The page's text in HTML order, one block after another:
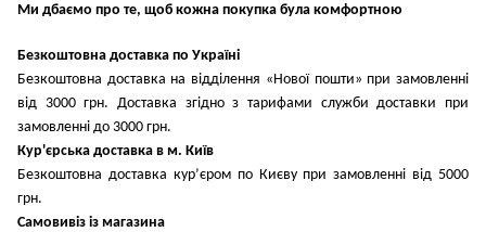
Ми дбаємо про те, щоб кожна покупка була комфортною
Безкоштовна доставка по Україні
Безкоштовна доставка на відділення «Нової пошти» при замовленні
від 3000 грн. Доставка згідно з тарифами служби доставки при
замовленні до 3000 грн.
Кур'єрська доставка в м. Київ
Безкоштовна доставка кур’єром по Києву при замовленні від 5000
грн.
Самовивіз із магазина